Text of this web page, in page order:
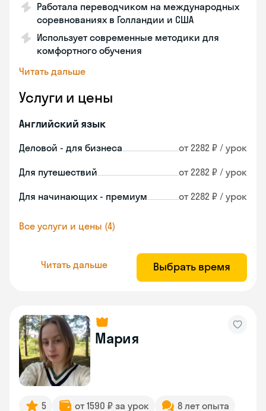
Работала переводчиком на международных
соревнованиях в Голландии и США
Использует современные методики для
комфортного обучения
Читать дальше
Услуги и цены
Английский язык
Деловой - для бизнеса от 2282 ₽ / урок
Для путешествий от 2282 ₽ / урок
Для начинающих - премиум от 2282 ₽ / урок
Все услуги и цены (4)
Читать дальше Выбрать время
Мария
5 от 1590 ₽ за урок
8 лет опыта